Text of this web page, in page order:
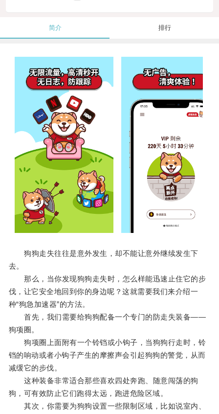
简介 排行
狗狗走失往往是意外发生，却不能让意外继续发生下
去。
那么，当你发现狗狗走失时，怎么样能迅速止住它的步
伐，让它安全地回到你的身边呢？这就需要我们来介绍一
种“狗急加速器”的方法。
首先，我们需要给狗狗配备一个专门的防走失装备——
狗项圈。
狗项圈上面附有一个铃铛或小钩子，当狗狗行走时，铃
铛的响动或者小钩子产生的摩擦声会引起狗狗的警觉，从而
减缓它的步伐。
这种装备非常适合那些喜欢四处奔跑、随意闯荡的狗
狗，可有效防止它们跑得太远，跑进危险区域。
其次，你需要为狗狗设置一些限制区域，比如说室内、